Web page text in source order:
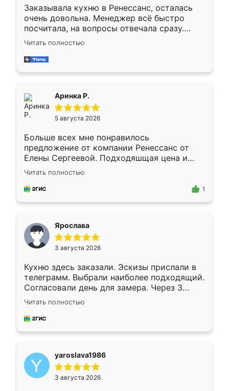
Заказывала кухню в Ренессанс, осталась
очень довольна. Менеджер всё быстро
посчитала, на вопросы отвечала сразу.
Замерщик приехал в субботу, подошёл к
делу со всей ответственностью. Собрали
за день, ребята работали аккуратно, даже
Читать полностью
Аринка Р.
5 августа 2026
Больше всех мне понравилось
предложение от компании Ренессанс от
Елены Сергеевой. Подходяшщая цена и
короткие сроки изготовления. Приехавший
для замера сотрудник Владислав
предложил по моему эскизу самый
Читать полностью
1
Ярослава
3 августа 2026
Кухню здесь заказали. Эскизы прислали в
телеграмм. Выбрали наиболее подходящий.
Согласовали день для замера. Через 3
недели кухня была уже готова. Остались
довольны работой. Спасибо Ренессанс
мебель за качественную работу!
Читать полностью
yaroslava1986
3 августа 2026